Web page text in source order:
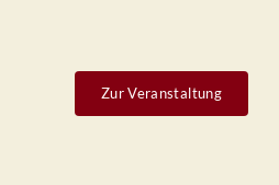
Zur Veranstaltung